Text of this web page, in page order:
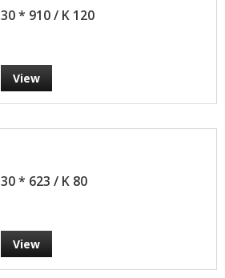
30 * 910 / K 120
View
30 * 623 / K 80
View